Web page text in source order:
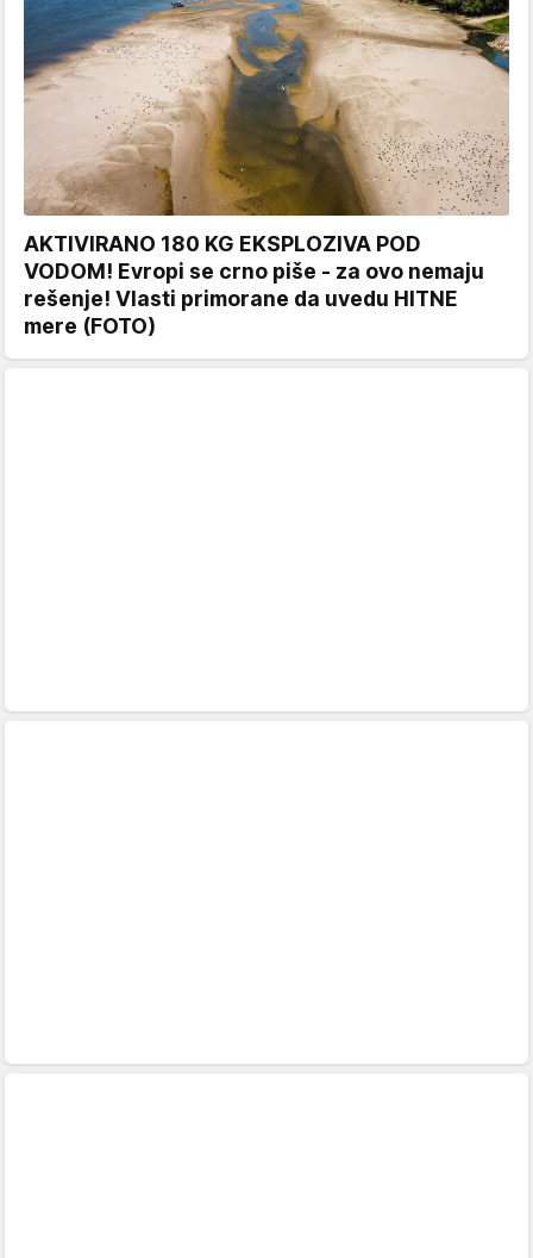
AKTIVIRANO 180 KG EKSPLOZIVA POD
VODOM! Evropi se crno piše - za ovo nemaju
rešenje! Vlasti primorane da uvedu HITNE
mere (FOTO)